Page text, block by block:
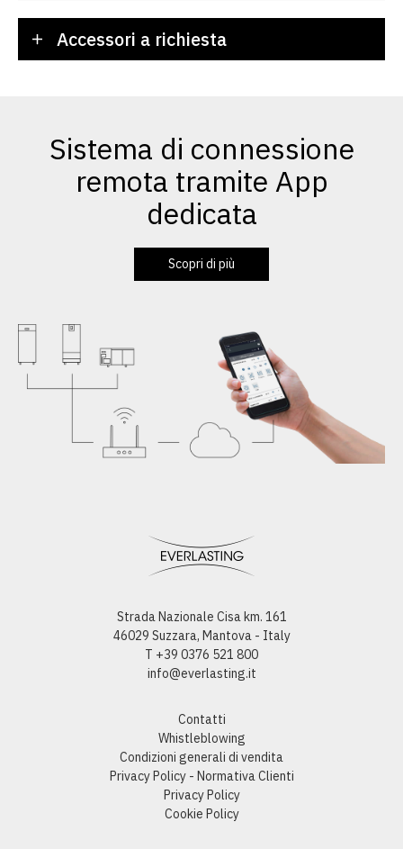
Accessori a richiesta
Sistema di connessione
remota tramite App
dedicata
Scopri di più
Strada Nazionale Cisa km. 161
46029 Suzzara, Mantova - Italy
T +39 0376 521 800
info@everlasting.it
Contatti
Whistleblowing
Condizioni generali di vendita
Privacy Policy - Normativa Clienti
Privacy Policy
Cookie Policy